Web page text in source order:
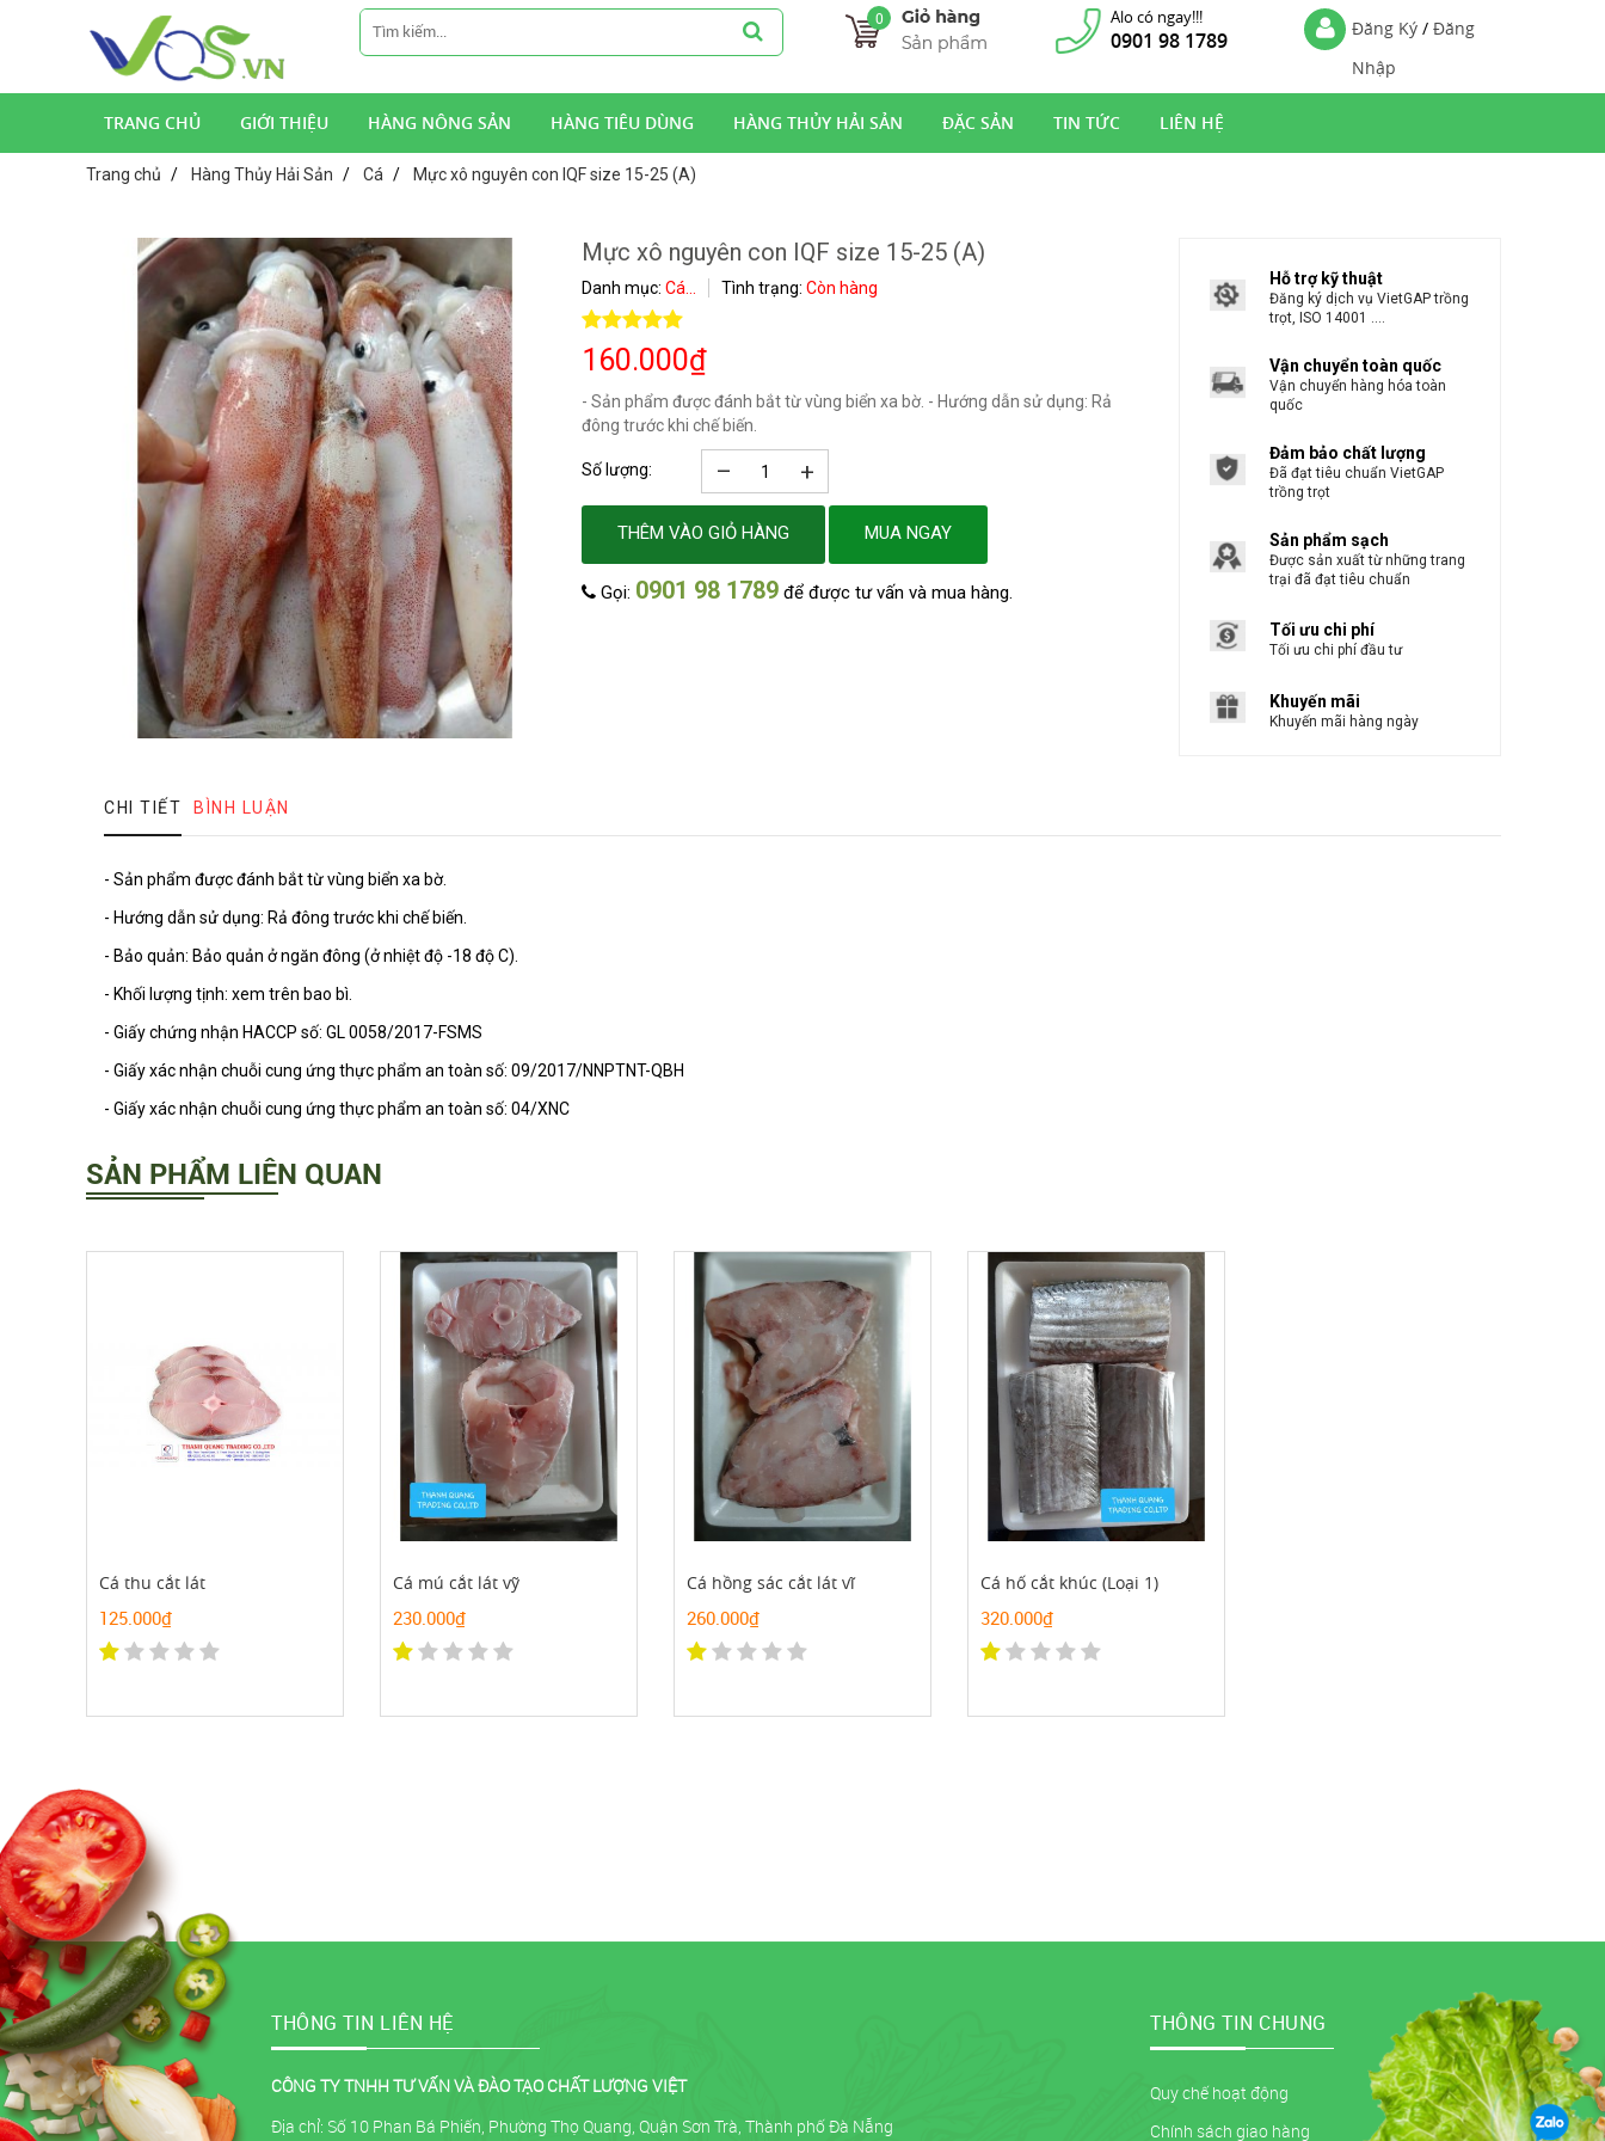
Đăng Ký / Đăng
Nhập
Alo có ngay!!!
0901 98 1789
0
TRANG CHỦ GIỚI THIỆU HÀNG NÔNG SẢN HÀNG TIÊU DÙNG HÀNG THỦY HẢI SẢN ĐẶC SẢN TIN TỨC LIÊN HỆ
Trang chủ Hàng Thủy Hải Sản Cá Mực xô nguyên con IQF size 15-25 (A)
Mực xô nguyên con IQF size 15-25 (A)
Danh mục: Cá... Tình trạng: Còn hàng
160.000₫
- Sản phẩm được đánh bắt từ vùng biển xa bờ. - Hướng dẫn sử dụng: Rả
đông trước khi chế biến.
Số lượng: – +
THÊM VÀO GIỎ HÀNG MUA NGAY
Gọi: 0901 98 1789 để được tư vấn và mua hàng.
Hỗ trợ kỹ thuật
Đăng ký dịch vụ VietGAP trồng
trọt, ISO 14001 ....
Vận chuyển toàn quốc
Vận chuyển hàng hóa toàn
quốc
Đảm bảo chất lượng
Đã đạt tiêu chuẩn VietGAP
trồng trọt
Sản phẩm sạch
Được sản xuất từ những trang
trại đã đạt tiêu chuẩn
Tối ưu chi phí
Tối ưu chi phí đầu tư
Khuyến mãi
Khuyến mãi hàng ngày
CHI TIẾT BÌNH LUẬN
- Sản phẩm được đánh bắt từ vùng biển xa bờ.
- Hướng dẫn sử dụng: Rả đông trước khi chế biến.
- Bảo quản: Bảo quản ở ngăn đông (ở nhiệt độ -18 độ C).
- Khối lượng tịnh: xem trên bao bì.
- Giấy chứng nhận HACCP số: GL 0058/2017-FSMS
- Giấy xác nhận chuỗi cung ứng thực phẩm an toàn số: 09/2017/NNPTNT-QBH
- Giấy xác nhận chuỗi cung ứng thực phẩm an toàn số: 04/XNC
SẢN PHẨM LIÊN QUAN
Cá thu cắt lát
125.000₫
Cá mú cắt lát vỹ
230.000₫
Cá hồng sác cắt lát vĩ
260.000₫
Cá hố cắt khúc (Loại 1)
320.000₫
THÔNG TIN LIÊN HỆ
CÔNG TY TNHH TƯ VẤN VÀ ĐÀO TẠO CHẤT LƯỢNG VIỆT
Địa chỉ: Số 10 Phan Bá Phiến, Phường Thọ Quang, Quận Sơn Trà, Thành phố Đà Nẵng
THÔNG TIN CHUNG
Quy chế hoạt động
Chính sách giao hàng